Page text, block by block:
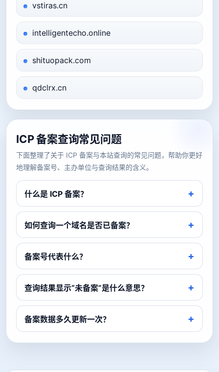
vstiras.cn
intelligentecho.online
shituopack.com
qdclrx.cn
ICP 备案查询常见问题
下面整理了关于 ICP 备案与本站查询的常见问题，帮助你更好
地理解备案号、主办单位与查询结果的含义。
什么是 ICP 备案？
如何查询一个域名是否已备案？
备案号代表什么？
查询结果显示“未备案”是什么意思？
备案数据多久更新一次？